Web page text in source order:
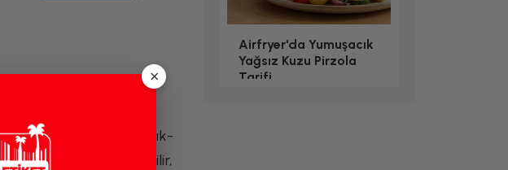
dolaplar ve
ve geçmişte yatırım
kutu, ahşap kaşık-
sistemiyle yerleştirilir,
Airfryer'da Yumuşacık
Yağsız Kuzu Pirzola
Tarifi
×